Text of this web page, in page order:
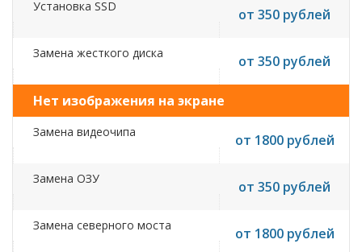
Установка SSD от 350 рублей
Замена жесткого диска от 350 рублей
Нет изображения на экране
Замена видеочипа от 1800 рублей
Замена ОЗУ от 350 рублей
Замена северного моста от 1800 рублей